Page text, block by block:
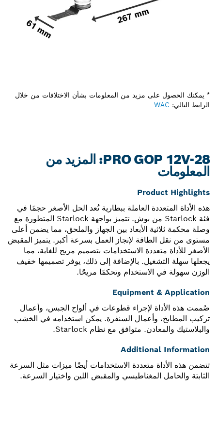
* يمكنك الحصول على مزيد من المعلومات بشأن الاختلافات من خلال
الرابط التالي: WAC
PRO GOP 12V-28: المزيد من
المعلومات
Product Highlights
هذه الأداة المتعددة العاملة ببطارية تُعد الحل الأصغر حجمًا في
فئة Starlock من بوش. تتميز بواجهة Starlock المتطورة مع
وصلة محكمة ثلاثية الأبعاد بين الجهاز والملحق، مما يضمن أعلى
مستوى من نقل الطاقة لإنجاز العمل بسرعة أكبر. يتميز المقبض
الأصغر للأداة متعددة الاستخدامات بتصميم مريح للغاية، مما
يجعلها سهلة التشغيل. بالإضافة إلى ذلك، يوفر تصميمها خفيف
الوزن سهولة في الاستخدام وتحكمًا مريحًا.
Equipment & Application
صُممت هذه الأداة لإجراء قطوعات في ألواح الجبس، وأعمال
تركيب المطابخ، وأعمال السنفرة. يمكن استخدامه في الخشب
والبلاستيك والمعادن. متوافق مع نظام Starlock.
Additional Information
تتضمن هذه الأداة متعددة الاستخدامات أيضًا ميزات مثل السرعة
الثابتة والحامل المغناطيسي والمقبض اللين واختيار السرعة.